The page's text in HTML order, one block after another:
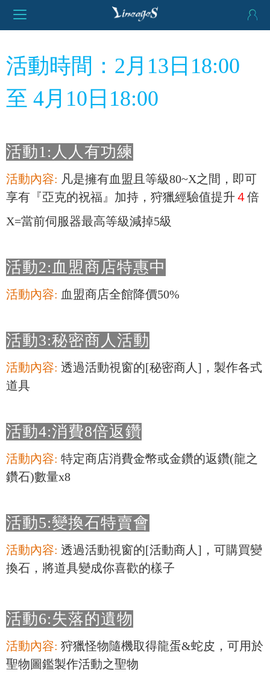
活動時間：2月13日18:00
至 4月10日18:00
活動1:人人有功練
活動內容: 凡是擁有血盟且等級80~X之間，即可
享有『亞克的祝福』加持，狩獵經驗值提升４倍
X=當前伺服器最高等級減掉5級
活動2:血盟商店特惠中
活動內容: 血盟商店全館降價50%
活動3:秘密商人活動
活動內容: 透過活動視窗的[秘密商人]，製作各式
道具
活動4:消費8倍返鑽
活動內容: 特定商店消費金幣或金鑽的返鑽(龍之
鑽石)數量x8
活動5:變換石特賣會
活動內容: 透過活動視窗的[活動商人]，可購買變
換石，將道具變成你喜歡的樣子
活動6:失落的遺物
活動內容: 狩獵怪物隨機取得龍蛋&蛇皮，可用於
聖物圖鑑製作活動之聖物